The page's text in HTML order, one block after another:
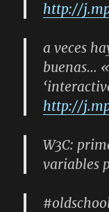
http://
a veces
buenas…
http://
W3C:
variables